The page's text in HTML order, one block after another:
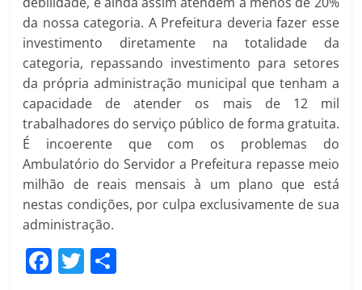
da nossa categoria. A Prefeitura deveria fazer esse
investimento diretamente na totalidade da
categoria, repassando investimento para setores
da própria administração municipal que tenham a
capacidade de atender os mais de 12 mil
trabalhadores do serviço público de forma gratuita.
É incoerente que com os problemas do
Ambulatório do Servidor a Prefeitura repasse meio
milhão de reais mensais à um plano que está
nestas condições, por culpa exclusivamente de sua
administração.
F T